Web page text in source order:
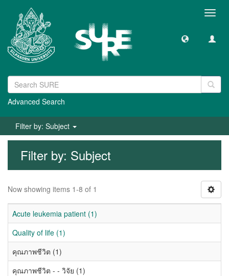
Advanced Search
Filter by: Subject
Filter by: Subject
Now showing items 1-8 of 1
Acute leukemia patient (1)
Quality of life (1)
คุณภาพชีวิต (1)
คุณภาพชีวิต - - วิจัย (1)